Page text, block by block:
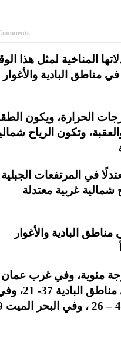
المناخية لمثل هذا
مناطق البادية والأغوار
الحرارة، ويكون
وتكون الرياح
في المرتفعات الجبلية
شمالية غربية معتدلة
البادية والأغوار
درجات الحرارة العظمى والصغرى في شرق عمان اليوم بين 32- 20 درجة مئوية، وفي غرب عمان
30- 18، وفي المرتفعات الشمالية 28 – 16، وفي مرتفعات الشراة 29- 17، وفي
مناطق